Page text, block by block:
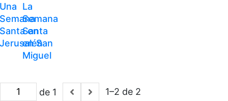
Una
Semana
Santa en
Jerusalén
La
Semana
Santa
en San
Miguel
de 1 1–2 de 2